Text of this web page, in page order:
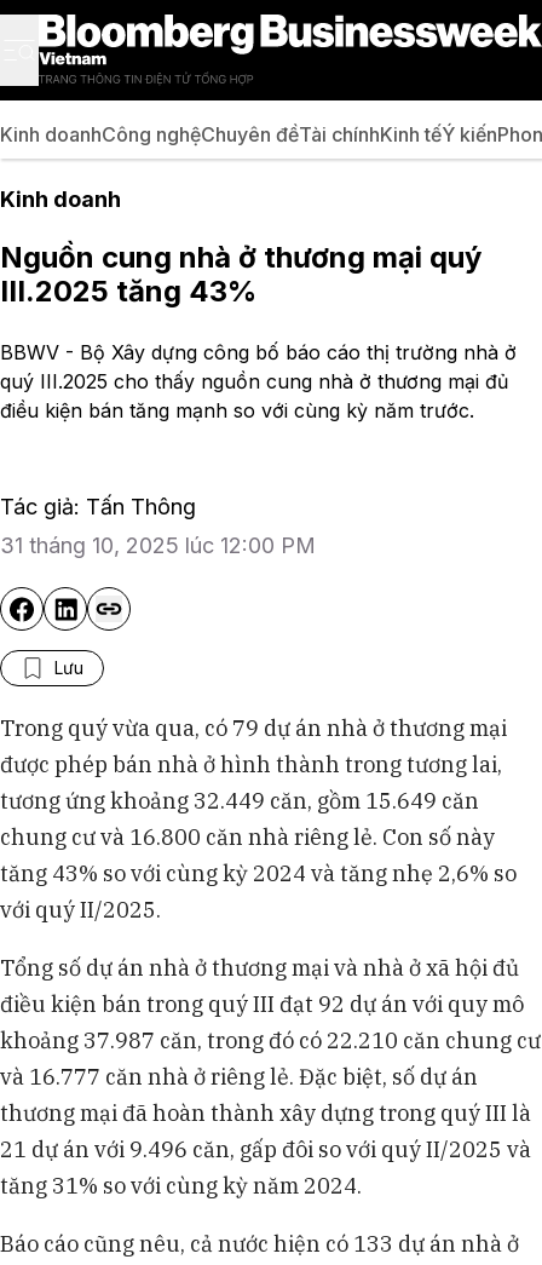
Kinh doanhCông nghệChuyên đềTài chínhKinh tếÝ kiến
Kinh doanh
Nguồn cung nhà ở thương mại quý
III.2025 tăng 43%
BBWV - Bộ Xây dựng công bố báo cáo thị trường nhà ở
quý III.2025 cho thấy nguồn cung nhà ở thương mại đủ
điều kiện bán tăng mạnh so với cùng kỳ năm trước.
Tác giả: Tấn Thông
31 tháng 10, 2025 lúc 12:00 PM
Lưu
Trong quý vừa qua, có 79 dự án nhà ở thương mại
được phép bán nhà ở hình thành trong tương lai,
tương ứng khoảng 32.449 căn, gồm 15.649 căn
chung cư và 16.800 căn nhà riêng lẻ. Con số này
tăng 43% so với cùng kỳ 2024 và tăng nhẹ 2,6% so
với quý II/2025.
Tổng số dự án nhà ở thương mại và nhà ở xã hội đủ
điều kiện bán trong quý III đạt 92 dự án với quy mô
khoảng 37.987 căn, trong đó có 22.210 căn chung cư
và 16.777 căn nhà ở riêng lẻ. Đặc biệt, số dự án
thương mại đã hoàn thành xây dựng trong quý III là
21 dự án với 9.496 căn, gấp đôi so với quý II/2025 và
tăng 31% so với cùng kỳ năm 2024.
Báo cáo cũng nêu, cả nước hiện có 133 dự án nhà ở